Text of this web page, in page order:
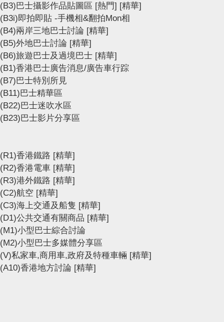
(B3)巴士攝影作品貼圖區 [熱門] [精華]
(B3i)即拍即貼 -手機相&翻拍Mon相
(B4)兩岸三地巴士討論 [精華]
(B5)外地巴士討論 [精華]
(B6)旅遊巴士及過境巴士 [精華]
(B1)香港巴士廣告消息/廣告車行踪
(B7)巴士特別所見
(B11)巴士精華區
(B22)巴士迷吹水區
(B23)巴士影片分享區
(R1)香港鐵路 [精華]
(R2)香港電車 [精華]
(R3)港外鐵路 [精華]
(C2)航空 [精華]
(C3)海上交通及船隻 [精華]
(D1)公共交通有關商品 [精華]
(M1)小型巴士綜合討論
(M2)小型巴士多媒體分享區
(V)私家車,商用車,政府及特種車輛 [精華]
(A10)香港地方討論 [精華]